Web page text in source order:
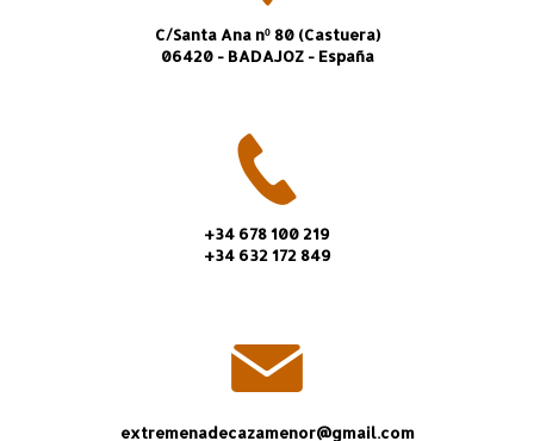
C/Santa Ana nº 80 (Castuera)
06420 - BADAJOZ - España
+34 678 100 219
+34 632 172 849
extremenadecazamenor@gmail.com